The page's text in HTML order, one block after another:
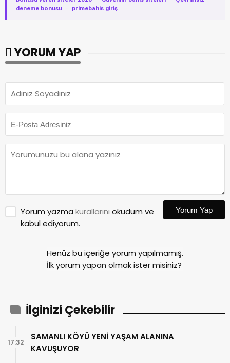
deneme bonusu
· primebahis giriş
YORUM YAP
Yorum yazma kurallarını okudum ve
kabul ediyorum.
Yorum Yap
Henüz bu içeriğe yorum yapılmamış.
İlk yorum yapan olmak ister misiniz?
İlginizi Çekebilir
SAMANLI KÖYÜ YENİ YAŞAM ALANINA
KAVUŞUYOR
17:32